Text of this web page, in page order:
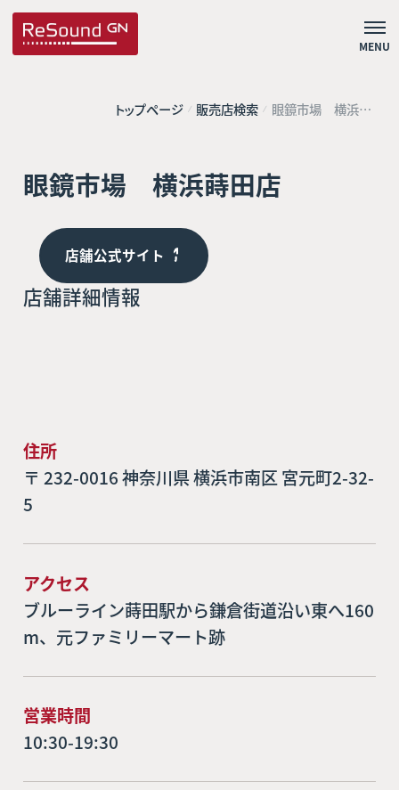
MENU
トップページ 販売店検索 眼鏡市場 横浜蒔
田店
眼鏡市場 横浜蒔田店
店舗公式サイト
店舗詳細情報
住所
〒 232-0016 神奈川県 横浜市南区 宮元町2-32-
5
アクセス
ブルーライン蒔田駅から鎌倉街道沿い東へ160
m、元ファミリーマート跡
営業時間
10:30-19:30